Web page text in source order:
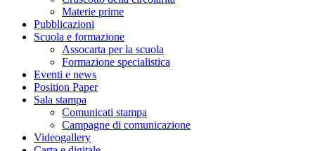
Materie prime
Pubblicazioni
Scuola e formazione
Assocarta per la scuola
Formazione specialistica
Eventi e news
Position Paper
Sala stampa
Comunicati stampa
Campagne di comunicazione
Videogallery